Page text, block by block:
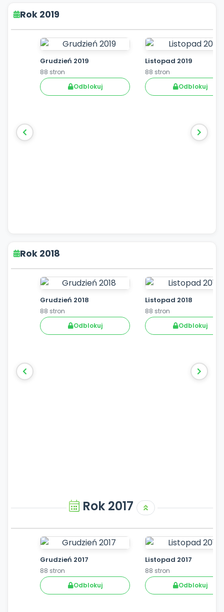
Rok 2019
Grudzień 2019
88 stron
Odblokuj
Listopad 2019
88 stron
Odblokuj
Rok 2018
Grudzień 2018
88 stron
Odblokuj
Listopad 2018
88 stron
Odblokuj
Rok 2017
Grudzień 2017
88 stron
Odblokuj
Listopad 2017
88 stron
Odblokuj